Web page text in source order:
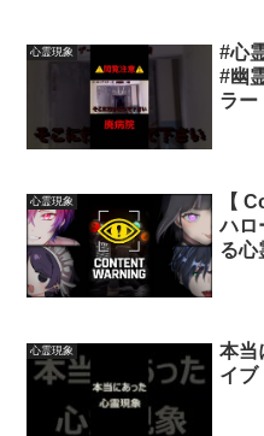
心霊現象
#心
#幽
ラ
心霊現象
【
ハロ
る心
心霊現象
本当
イブ